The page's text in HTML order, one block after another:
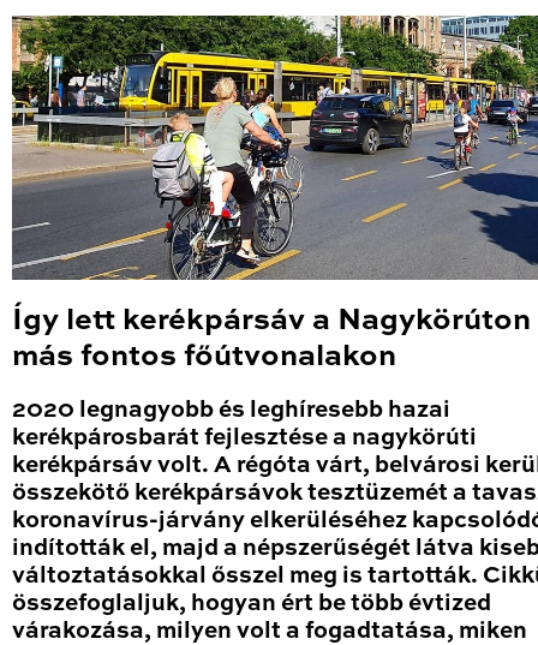
Így lett kerékpársáv a Nagykörúton
más fontos főútvonalakon
2020 legnagyobb és leghíresebb hazai
kerékpárosbarát fejlesztése a nagykörúti
kerékpársáv volt. A régóta várt, belvárosi
összekötő kerékpársávok tesztüzemét a
koronavírus-járvány elkerüléséhez
indították el, majd a népszerűségét látva
változtatásokkal ősszel meg is tartották.
összefoglaljuk, hogyan ért be több évtized
várakozása, milyen volt a fogadtatása, miken